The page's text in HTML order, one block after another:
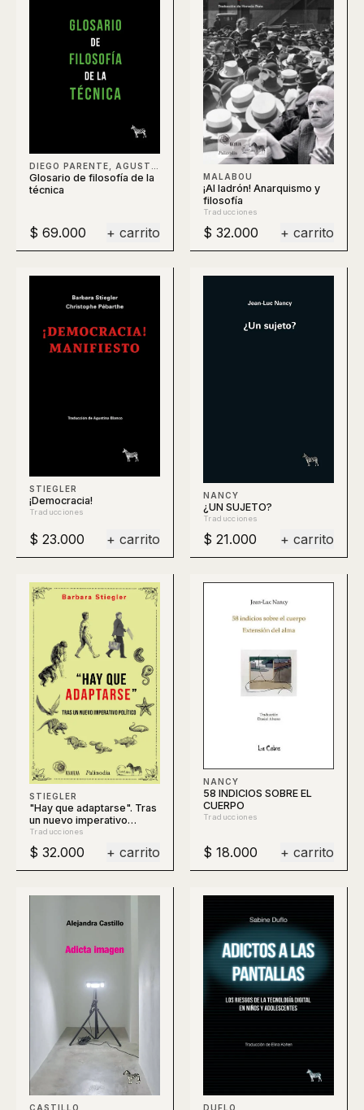
Glosario de filosofía de la
técnica
$ 69.000 + carrito
MALABOU
¡Al ladrón! Anarquismo y
filosofía
Traducciones
$ 32.000 + carrito
STIEGLER
¡Democracia!
Traducciones
$ 23.000 + carrito
NANCY
¿UN SUJETO?
Traducciones
$ 21.000 + carrito
STIEGLER
"Hay que adaptarse". Tras
un nuevo imperativo
político
Traducciones
$ 32.000 + carrito
NANCY
58 INDICIOS SOBRE EL
CUERPO
Traducciones
$ 18.000 + carrito
CASTILLO DUFLO